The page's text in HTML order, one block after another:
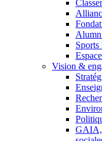
Sports
Vision &
GAIA,